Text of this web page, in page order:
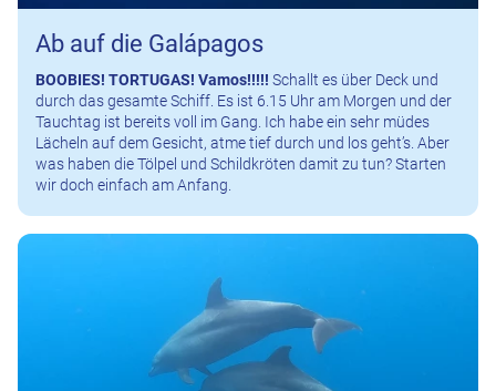
Ab auf die Galápagos
BOOBIES! TORTUGAS! Vamos!!!!! Schallt es über Deck und
durch das gesamte Schiff. Es ist 6.15 Uhr am Morgen und der
Tauchtag ist bereits voll im Gang. Ich habe ein sehr müdes
Lächeln auf dem Gesicht, atme tief durch und los geht’s. Aber
was haben die Tölpel und Schildkröten damit zu tun? Starten
wir doch einfach am Anfang.